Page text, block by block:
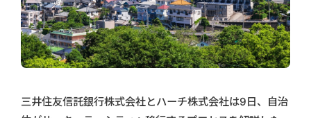
三井住友信託銀行株式会社とハーチ株式会社は9日、自治